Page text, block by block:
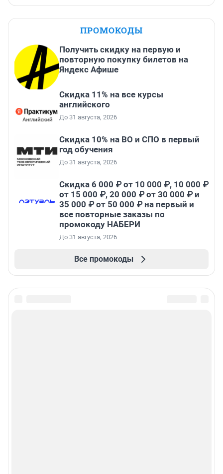
ПРОМОКОДЫ
Получить скидку на первую и
повторную покупку билетов на
Яндекс Афише
Скидка 11% на все курсы
английского
До 31 августа, 2026
Скидка 10% на ВО и СПО в первый
год обучения
До 31 августа, 2026
Скидка 6 000 ₽ от 10 000 ₽, 10 000 ₽
от 15 000 ₽, 20 000 ₽ от 30 000 ₽ и
35 000 ₽ от 50 000 ₽ на первый и
все повторные заказы по
промокоду НАБЕРИ
До 31 августа, 2026
Все промокоды